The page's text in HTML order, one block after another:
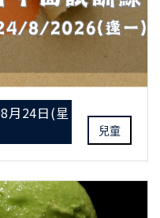
月24日(星
兒童